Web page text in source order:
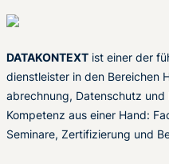
DATAKONTEXT ist einer der
dienstleister in den Bereichen
abrechnung, Datenschutz
Kompetenz aus einer Hand:
Seminare, Zertifizierung und